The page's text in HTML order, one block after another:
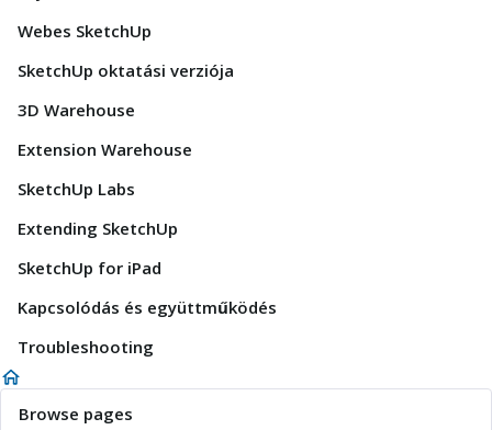
Webes SketchUp
SketchUp oktatási verziója
3D Warehouse
Extension Warehouse
SketchUp Labs
Extending SketchUp
SketchUp for iPad
Kapcsolódás és együttműködés
Troubleshooting
Browse pages